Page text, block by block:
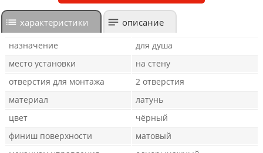
характеристики описание
назначение
для душа
место установки
на стену
отверстия для монтажа
2 отверстия
материал
латунь
цвет
чёрный
финиш поверхности
матовый